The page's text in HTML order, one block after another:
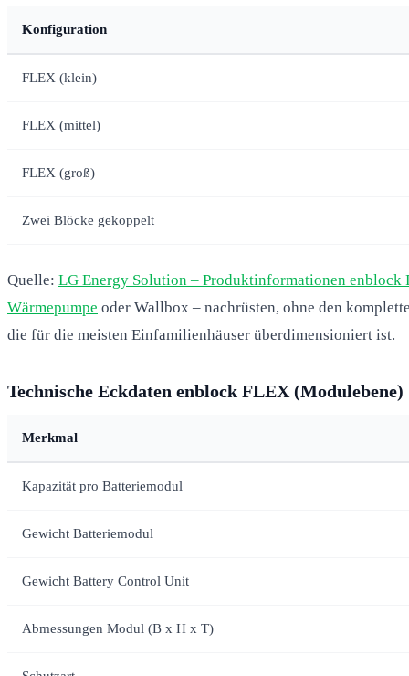
Konfiguration
FLEX (klein)
FLEX (mittel)
FLEX (groß)
Zwei Blöcke gekoppelt
Quelle: LG Energy Solution – Produktinformationen enblock
Wärmepumpe oder Wallbox – nachrüsten, ohne den
die für die meisten Einfamilienhäuser überdimensioniert ist.
Technische Eckdaten enblock FLEX (Modulebene)
Merkmal
Kapazität pro Batteriemodul
Gewicht Batteriemodul
Gewicht Battery Control Unit
Abmessungen Modul (B x H x T)